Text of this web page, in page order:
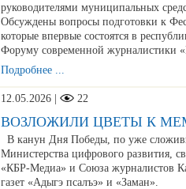
руководителями муниципальных
Обсуждены вопросы подготовки к
которые впервые состоятся в
Форуму современной журналистики
Подробнее ...
12.05.2026 | 22
ВОЗЛОЖИЛИ ЦВЕТЫ К
В канун Дня Победы, по уже
Министерства цифрового развития,
«КБР-Медиа» и Союза журналистов
газет «Адыгэ псалъэ» и «Заман».